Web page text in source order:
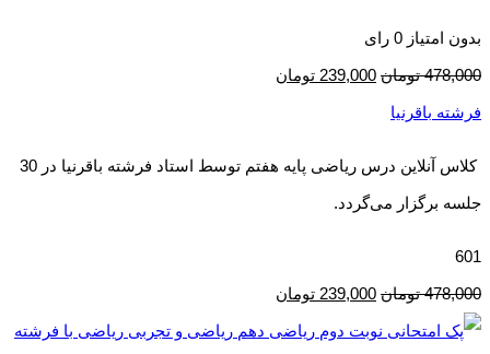
بدون امتیاز 0 رای
478,000 تومان 239,000 تومان
فرشته باقرنیا
کلاس آنلاین درس ریاضی پایه هفتم توسط استاد فرشته باقرنیا در 30
جلسه برگزار می‌گردد.
601
478,000 تومان 239,000 تومان